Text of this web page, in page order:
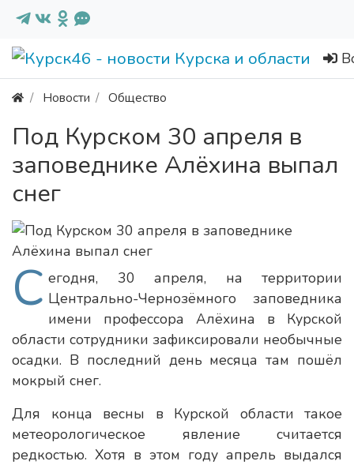
Новости Общество
Под Курском 30 апреля в
заповеднике Алёхина выпал
снег
С егодня, 30 апреля, на территории
Центрально-Чернозёмного заповедника
имени профессора Алёхина в Курской
области сотрудники зафиксировали необычные
осадки. В последний день месяца там пошёл
мокрый снег.
Для конца весны в Курской области такое
метеорологическое явление считается
редкостью. Хотя в этом году апрель выдался